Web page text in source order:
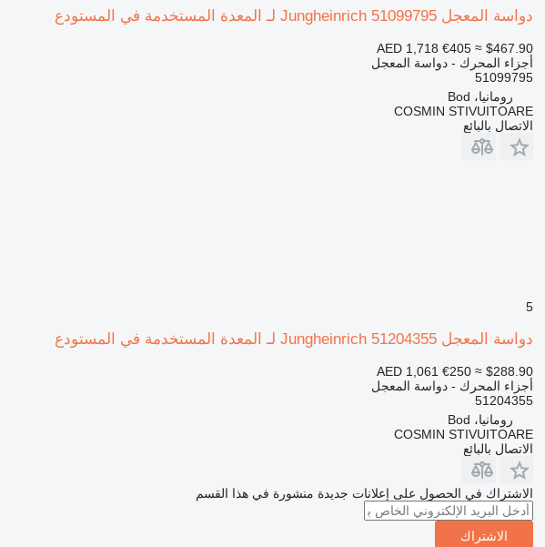
دواسة المعجل Jungheinrich 51099795 لـ المعدة المستخدمة في المستودع
AED 1,718 €405 ≈ $467.90
أجزاء المحرك - دواسة المعجل
51099795
رومانيا، Bod
COSMIN STIVUITOARE
الاتصال بالبائع
5
دواسة المعجل Jungheinrich 51204355 لـ المعدة المستخدمة في المستودع
AED 1,061 €250 ≈ $288.90
أجزاء المحرك - دواسة المعجل
51204355
رومانيا، Bod
COSMIN STIVUITOARE
الاتصال بالبائع
الاشتراك في الحصول على إعلانات جديدة منشورة في هذا القسم
الاشتراك